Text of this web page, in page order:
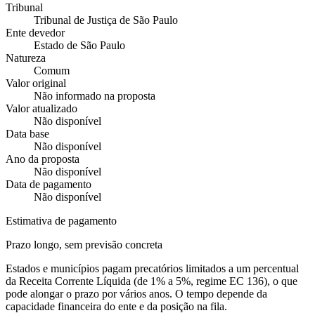
Tribunal
Tribunal de Justiça de São Paulo
Ente devedor
Estado de São Paulo
Natureza
Comum
Valor original
Não informado na proposta
Valor atualizado
Não disponível
Data base
Não disponível
Ano da proposta
Não disponível
Data de pagamento
Não disponível
Estimativa de pagamento
Prazo longo, sem previsão concreta
Estados e municípios pagam precatórios limitados a um percentual
da Receita Corrente Líquida (de 1% a 5%, regime EC 136), o que
pode alongar o prazo por vários anos. O tempo depende da
capacidade financeira do ente e da posição na fila.